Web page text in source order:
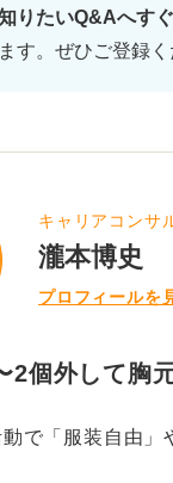
りたいQ&Aへす
す。ぜひご登録く
キャリアコンサ
瀧本博史
プロフィールを
2個外して胸
で「服装自由」